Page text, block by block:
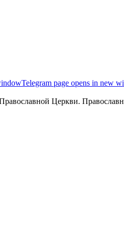
Telegram page opens in new
Церкви.